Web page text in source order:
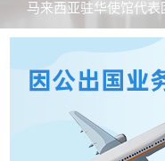
马来西亚驻华使馆代表